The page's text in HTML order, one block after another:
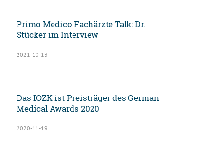
Primo Medico Fachärzte Talk: Dr.
Stücker im Interview
2021-10-13
Das IOZK ist Preisträger des German
Medical Awards 2020
2020-11-19